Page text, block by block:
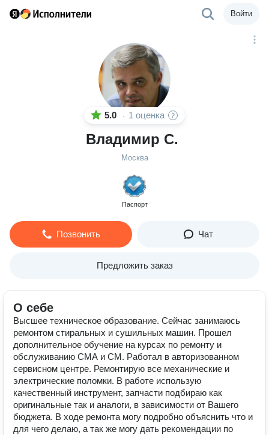
Войти
5.0 · 1 оценка
Владимир С.
Москва
Паспорт
Позвонить Чат
Предложить заказ
О себе
Высшее техническое образование. Сейчас занимаюсь
ремонтом стиральных и сушильных машин. Прошел
дополнительное обучение на курсах по ремонту и
обслуживанию СМА и СМ. Работал в авторизованном
сервисном центре. Ремонтирую все механические и
электрические поломки. В работе использую
качественный инструмент, запчасти подбираю как
оригинальные так и аналоги, в зависимости от Вашего
бюджета. В ходе ремонта могу подробно объяснить что и
для чего делаю, а так же могу дать рекомендации по